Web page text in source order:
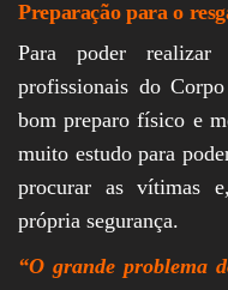
Preparação para o
Para poder
profissionais do
bom preparo físico e
muito estudo para
procurar as vítimas
própria segurança.
“O grande problema